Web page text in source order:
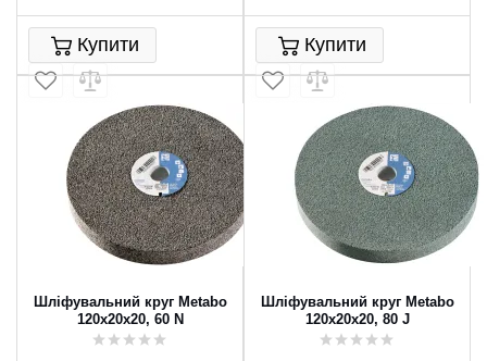
Купити Купити
Шліфувальний круг Metabo
120х20х20, 60 N
Шліфувальний круг Metabo
120х20х20, 80 J